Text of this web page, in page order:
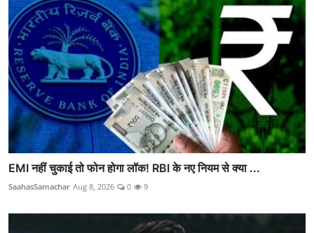
EMI नहीं चुकाई तो फोन होगा लॉक! RBI के नए नियम से क्या ...
SaahasSamachar Aug 8, 2026 0 9